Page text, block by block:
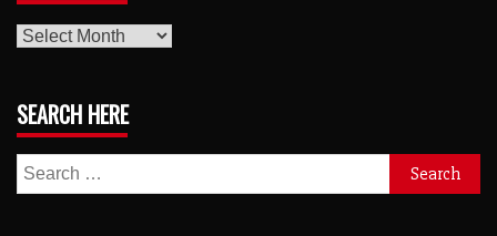
archives
SEARCH HERE
Search
for: